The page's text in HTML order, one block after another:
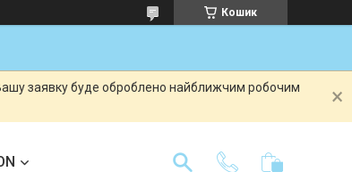
Кошик
заявку буде оброблено найближчим робочим